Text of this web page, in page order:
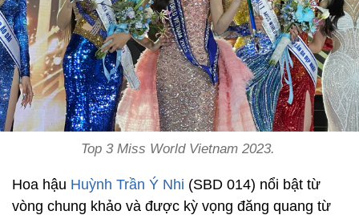
Top 3 Miss World Vietnam 2023.
Hoa hậu Huỳnh Trần Ý Nhi (SBD 014) nổi bật từ
vòng chung khảo và được kỳ vọng đăng quang từ